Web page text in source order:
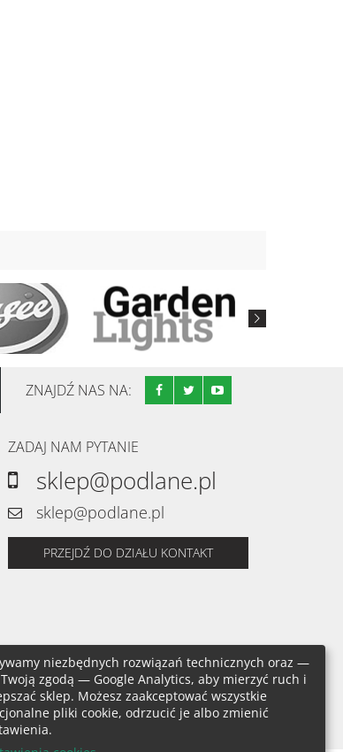
ZNAJDŹ NAS NA:
ZADAJ NAM PYTANIE
sklep@podlane.pl
sklep@podlane.pl
PRZEJDŹ DO DZIAŁU KONTAKT
niezbędnych rozwiązań technicznych oraz —
zgodą — Google Analytics, aby mierzyć ruch i
sklep. Możesz zaakceptować wszystkie
pliki cookie, odrzucić je albo zmienić